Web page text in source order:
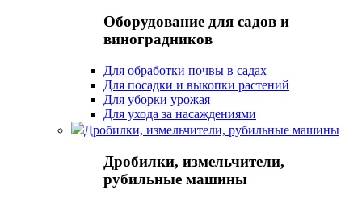
Оборудование для садов и
виноградников
Для обработки почвы в садах
Для посадки и выкопки растений
Для уборки урожая
Для ухода за насаждениями
Дробилки, измельчители, рубильные машины
Дробилки, измельчители,
рубильные машины